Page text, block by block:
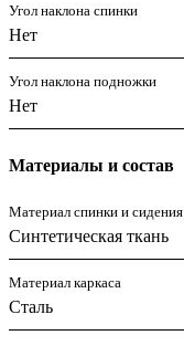
Угол наклона спинки
Нет
Угол наклона подножки
Нет
Материалы и состав
Материал спинки и сидения
Синтетическая ткань
Материал каркаса
Сталь